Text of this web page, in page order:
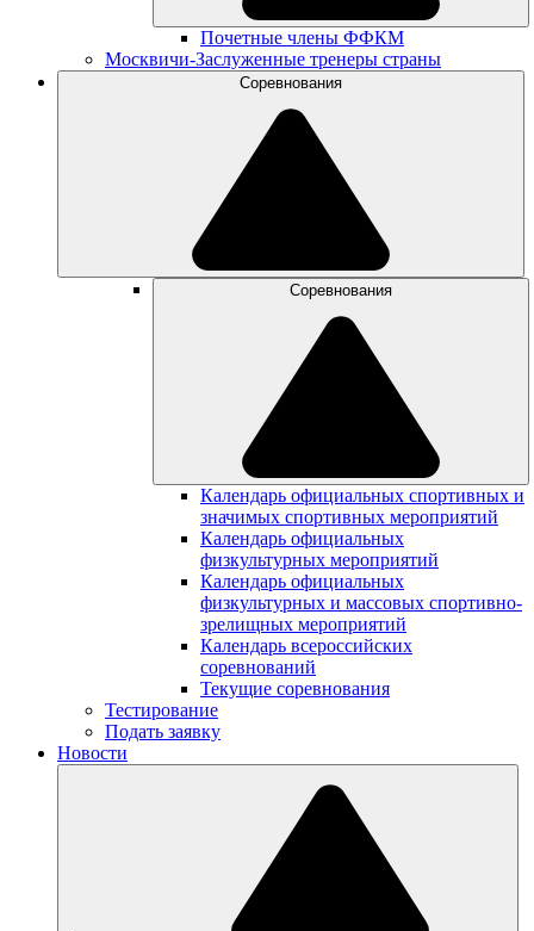
Почетные члены ФФКМ
Москвичи-Заслуженные тренеры страны
Соревнования
Соревнования
Календарь официальных спортивных и
значимых спортивных мероприятий
Календарь официальных
физкультурных мероприятий
Календарь официальных
физкультурных и массовых спортивно-
зрелищных мероприятий
Календарь всероссийских
соревнований
Текущие соревнования
Тестирование
Подать заявку
Новости